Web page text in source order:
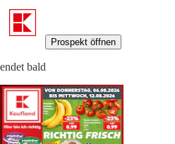
Prospekt öffnen
endet bald